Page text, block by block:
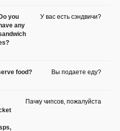
Do you
have any
У вас есть сэндвичи?
food? Вы подаете еду?
Пачку чипсов, пожалуйста